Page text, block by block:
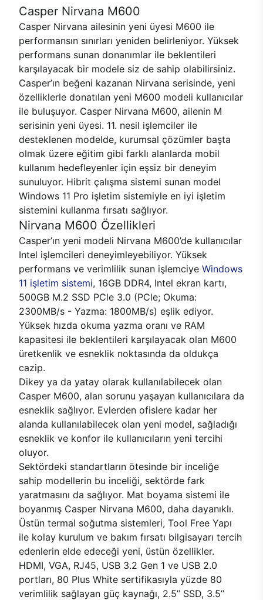
Casper Nirvana M600
Casper Nirvana ailesinin yeni üyesi M600 ile
performansın sınırları yeniden belirleniyor. Yüksek
performans sunan donanımlar ile beklentileri
karşılayacak bir modele siz de sahip olabilirsiniz.
Casper’ın beğeni kazanan Nirvana serisinde, yeni
özelliklerle donatılan yeni M600 modeli kullanıcılar
ile buluşuyor. Casper Nirvana M600, ailenin M
serisinin yeni üyesi. 11. nesil işlemciler ile
desteklenen modelde, kurumsal çözümler başta
olmak üzere eğitim gibi farklı alanlarda mobil
kullanım hedefleyenler için eşsiz bir deneyim
sunuluyor. Hibrit çalışma sistemi sunan model
Windows 11 Pro işletim sistemiyle en iyi işletim
sistemini kullanma fırsatı sağlıyor.
Nirvana M600 Özellikleri
Casper’ın yeni modeli Nirvana M600’de kullanıcılar
Intel işlemcileri deneyimleyebiliyor. Yüksek
performans ve verimlilik sunan işlemciye Windows
11 işletim sistemi, 16GB DDR4, Intel ekran kartı,
500GB M.2 SSD PCle 3.0 (PCle; Okuma:
2300MB/s - Yazma: 1800MB/s) eşlik ediyor.
Yüksek hızda okuma yazma oranı ve RAM
kapasitesi ile beklentileri karşılayacak olan M600
üretkenlik ve esneklik noktasında da oldukça
cazip.
Dikey ya da yatay olarak kullanılabilecek olan
Casper M600, alan sorunu yaşayan kullanıcılara da
esneklik sağlıyor. Evlerden ofislere kadar her
alanda kullanılabilecek olan yeni model, sağladığı
esneklik ve konfor ile kullanıcıların yeni tercihi
oluyor.
Sektördeki standartların ötesinde bir inceliğe
sahip modellerin bu inceliği, sektörde fark
yaratmasını da sağlıyor. Mat boyama sistemi ile
boyanmış Casper Nirvana M600, daha dayanıklı.
Üstün termal soğutma sistemleri, Tool Free Yapı
ile kolay kurulum ve bakım fırsatı bilgisayarı tercih
edenlerin elde edeceği yeni, üstün özellikler.
HDMI, VGA, RJ45, USB 3.2 Gen 1 ve USB 2.0
portları, 80 Plus White sertifikasıyla yüzde 80
verimlilik sağlayan güç kaynağı, 2.5’’ SSD, 3.5’’